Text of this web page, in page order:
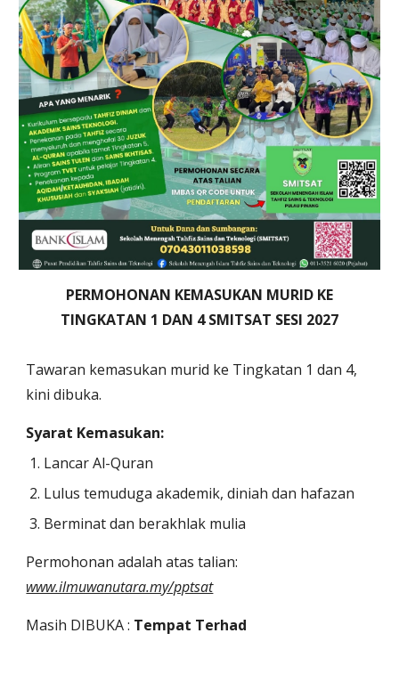
PERMOHONAN KEMASUKAN MURID KE
TINGKATAN 1 DAN 4 SMITSAT SESI 2027
Tawaran kemasukan murid ke Tingkatan 1 dan 4,
kini dibuka.
Syarat Kemasukan:
Lancar Al-Quran
Lulus temuduga akademik, diniah dan hafazan
Berminat dan berakhlak mulia
Permohonan adalah atas talian:
www.ilmuwanutara.my/pptsat
Masih DIBUKA : Tempat Terhad